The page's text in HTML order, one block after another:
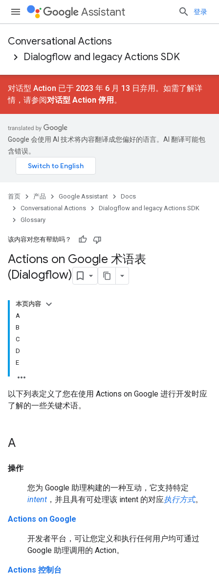
Assistant 登录
Conversational Actions
Dialogflow and legacy Actions SDK
对话型 Action 已于 2023 年 6 月 13 日弃用。如需了解详
情，请参阅对话型 Action 停用 。
Google 会使用 AI 技术将内容翻译成您偏好的语言。AI 翻译可能包
含错误。
首页 产品 Google Assistant
Docs
Conversational Actions
Dialogflow and legacy Actions SDK
Glossary
该内容对您有帮助吗？
Actions on Google 术语表
(Dialogflow)
本页内容
A
B
C
D
E
以下列表定义了您在使用 Actions on Google 进行开发时应
了解的一些关键术语。
A
操作
您为 Google 助理构建的一种互动，它支持特定
intent ，并且具有可处理该 intent 的对应执行方式。
Actions on Google
开发者平台，可让您定义和执行任何用户均可通过
Google 助理调用的 Action。
Actions 控制台